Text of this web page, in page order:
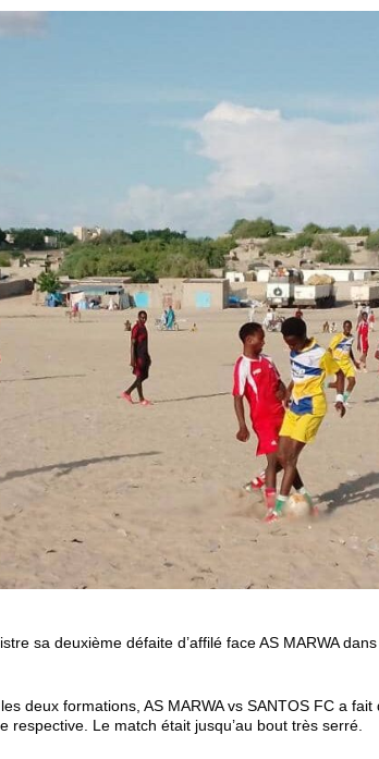
sa deuxième défaite d’affilé face AS MARWA
deux formations, AS MARWA vs SANTOS FC a
respective. Le match était jusqu’au bout très serré.